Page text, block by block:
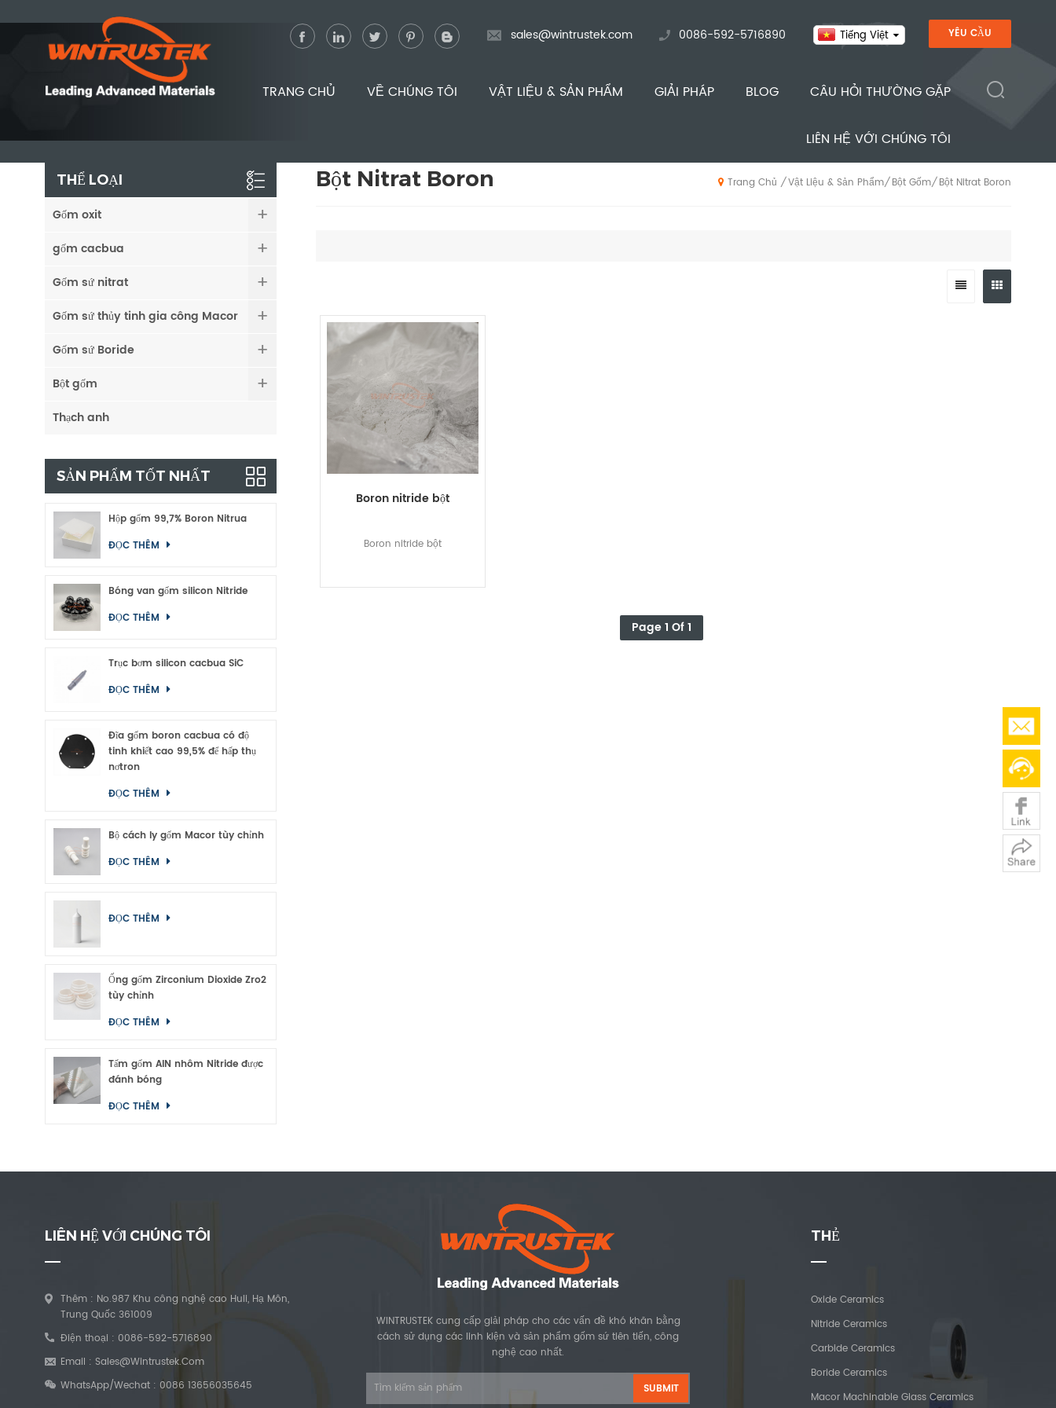
YÊU CẦU
Tiếng Việt
sales@wintrustek.com 0086-592-5716890
TRANG CHỦ VỀ CHÚNG TÔI VẬT LIỆU & SẢN PHẨM GIẢI PHÁP BLOG CÂU HỎI THƯỜNG GẶP
LIÊN HỆ VỚI CHÚNG TÔI
Bột Nitrat Boron Trang Chủ / Vật Liệu & Sản Phẩm/ Bột Gốm/ Bột Nitrat Boron
Boron nitride bột
Boron nitride bột
Page 1 Of 1
THỂ LOẠI
Gốm oxit
gốm cacbua
Gốm sứ nitrat
Gốm sứ thủy tinh gia công Macor
Gốm sứ Boride
Bột gốm
Thạch anh
SẢN PHẨM TỐT NHẤT
Hộp gốm 99,7% Boron Nitrua
ĐỌC THÊM
Bóng van gốm silicon Nitride
ĐỌC THÊM
Trục bơm silicon cacbua SiC
ĐỌC THÊM
Đĩa gốm boron cacbua có độ
tinh khiết cao 99,5% để hấp thụ
nơtron
ĐỌC THÊM
Bộ cách ly gốm Macor tùy chỉnh
ĐỌC THÊM
ĐỌC THÊM
Ống gốm Zirconium Dioxide Zro2
tùy chỉnh
ĐỌC THÊM
Tấm gốm AlN nhôm Nitride được
đánh bóng
ĐỌC THÊM
LIÊN HỆ VỚI CHÚNG TÔI
Thêm : No.987 Khu công nghệ cao Huli, Hạ Môn,
Trung Quốc 361009
Điện thoại : 0086-592-5716890
Email : Sales@wintrustek.com
WhatsApp/Wechat : 0086 13656035645
WINTRUSTEK cung cấp giải pháp cho các vấn đề khó khăn bằng
cách sử dụng các linh kiện và sản phẩm gốm sứ tiên tiến, công
nghệ cao nhất.
THẺ
Oxide Ceramics
Nitride Ceramics
Carbide Ceramics
Boride Ceramics
Macor Machinable Glass Ceramics